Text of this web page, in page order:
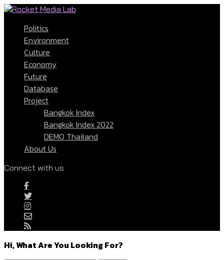
Politics
Environment
Culture
Economy
Future
Database
Project
Bangkok Index
Bangkok Index 2022
DEMO Thailand
About Us
Connect with us
Hi, What Are You Looking For?